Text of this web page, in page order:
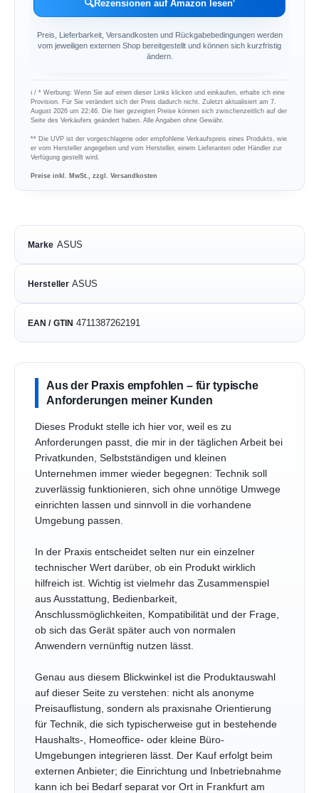
🔍Rezensionen auf Amazon lesen
Preis, Lieferbarkeit, Versandkosten und Rückgabebedingungen werden
vom jeweiligen externen Shop bereitgestellt und können sich kurzfristig
ändern.
ℹ︎ / * Werbung: Wenn Sie auf einen dieser Links klicken und einkaufen, erhalte ich eine
Provision. Für Sie verändert sich der Preis dadurch nicht. Zuletzt aktualisiert am 7.
August 2026 um 22:46. Die hier gezeigten Preise können sich zwischenzeitlich auf der
Seite des Verkäufers geändert haben. Alle Angaben ohne Gewähr.
** Die UVP ist der vorgeschlagene oder empfohlene Verkaufspreis eines Produkts, wie
er vom Hersteller angegeben und vom Hersteller, einem Lieferanten oder Händler zur
Verfügung gestellt wird.
Preise inkl. MwSt., zzgl. Versandkosten
Marke ASUS
Hersteller ASUS
EAN / GTIN 4711387262191
Aus der Praxis empfohlen – für typische
Anforderungen meiner Kunden
Dieses Produkt stelle ich hier vor, weil es zu
Anforderungen passt, die mir in der täglichen Arbeit bei
Privatkunden, Selbstständigen und kleinen
Unternehmen immer wieder begegnen: Technik soll
zuverlässig funktionieren, sich ohne unnötige Umwege
einrichten lassen und sinnvoll in die vorhandene
Umgebung passen.
In der Praxis entscheidet selten nur ein einzelner
technischer Wert darüber, ob ein Produkt wirklich
hilfreich ist. Wichtig ist vielmehr das Zusammenspiel
aus Ausstattung, Bedienbarkeit,
Anschlussmöglichkeiten, Kompatibilität und der Frage,
ob sich das Gerät später auch von normalen
Anwendern vernünftig nutzen lässt.
Genau aus diesem Blickwinkel ist die Produktauswahl
auf dieser Seite zu verstehen: nicht als anonyme
Preisauflistung, sondern als praxisnahe Orientierung
für Technik, die sich typischerweise gut in bestehende
Haushalts-, Homeoffice- oder kleine Büro-
Umgebungen integrieren lässt. Der Kauf erfolgt beim
externen Anbieter; die Einrichtung und Inbetriebnahme
kann ich bei Bedarf separat vor Ort in Frankfurt am